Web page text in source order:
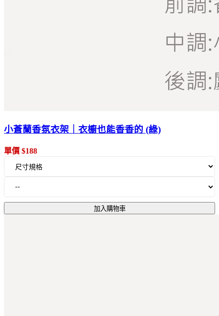
小蒼蘭香氛衣架｜衣櫥也能香香的 (綠)
單價 $188
加入購物車